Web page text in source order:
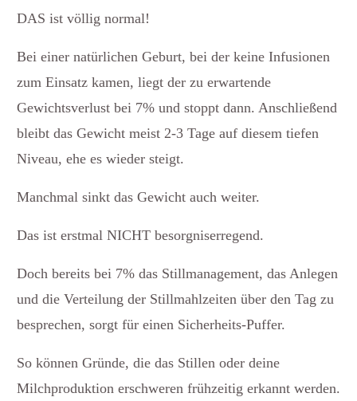
DAS ist völlig normal!
Bei einer natürlichen Geburt, bei der keine Infusionen
zum Einsatz kamen, liegt der zu erwartende
Gewichtsverlust bei 7% und stoppt dann. Anschließend
bleibt das Gewicht meist 2-3 Tage auf diesem tiefen
Niveau, ehe es wieder steigt.
Manchmal sinkt das Gewicht auch weiter.
Das ist erstmal NICHT besorgniserregend.
Doch bereits bei 7% das Stillmanagement, das Anlegen
und die Verteilung der Stillmahlzeiten über den Tag zu
besprechen, sorgt für einen Sicherheits-Puffer.
So können Gründe, die das Stillen oder deine
Milchproduktion erschweren frühzeitig erkannt werden.